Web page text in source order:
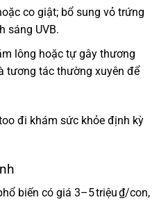
co giật; bổ sung vỏ trứng
sáng UVB.
lông hoặc tự gây thương
tương tác thường xuyên để
đi khám sức khỏe định kỳ
biến có giá 3–5 triệu ₫/con,